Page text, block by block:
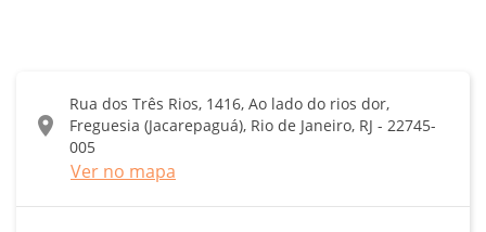
location_on
Rua dos Três Rios, 1416, Ao lado do rios dor,
Freguesia (Jacarepaguá), Rio de Janeiro, RJ - 22745-
005
Ver no mapa